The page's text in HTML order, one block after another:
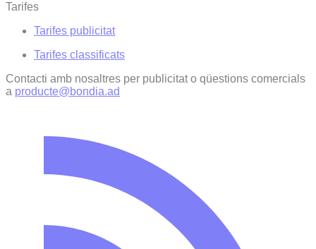
Tarifes
Tarifes publicitat
Tarifes classificats
Contacti amb nosaltres per publicitat o qüestions comercials
a producte@bondia.ad